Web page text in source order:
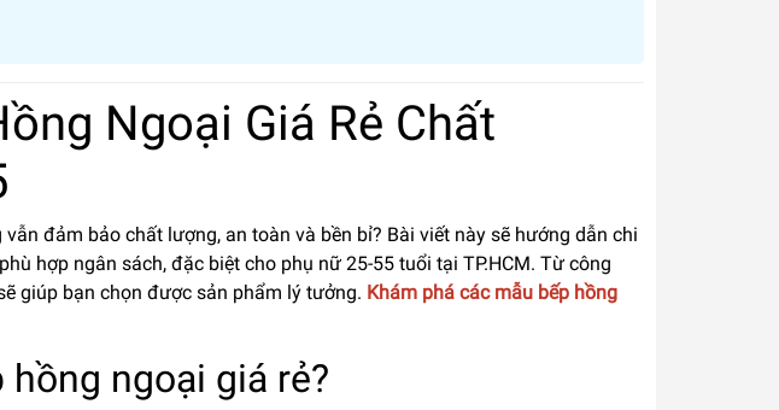
Ngoại Giá Rẻ Chất
đảm bảo chất lượng, an toàn và bền bỉ? Bài viết này sẽ hướng dẫn chi
hợp ngân sách, đặc biệt cho phụ nữ 25-55 tuổi tại TP.HCM. Từ công
giúp bạn chọn được sản phẩm lý tưởng. Khám phá các mẫu bếp hồng
ngoại giá rẻ?